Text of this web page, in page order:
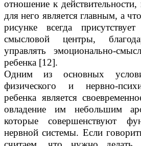
отношение к
для него является главным, а
рисунке всегда
смысловой центры,
управлять эмоционально-
ребенка [12].
Одним из основных
физического и нервно-
ребенка является
овладение им небольшим
которые совершенствуют
нервной системы. Если